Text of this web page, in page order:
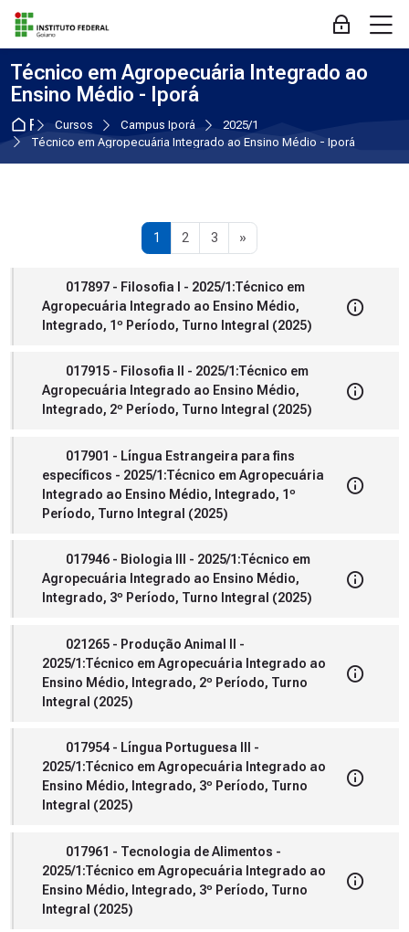
Skip to navigation
Skip to login form
Ir para o conteúdo principal
Skip to accessibility options
Skip to footer
Skip accessibility options
Acessar
Técnico em Agropecuária Integrado ao
Ensino Médio - Iporá
Página inicial
Cursos Campus Iporá
2025/1
Técnico em Agropecuária Integrado ao Ensino Médio - Iporá
1 Página 1
2 Página 2
3Página 3
»
017897 - Filosofia I - 2025/1:Técnico em
Agropecuária Integrado ao Ensino Médio,
Integrado, 1º Período, Turno Integral (2025)
017915 - Filosofia II - 2025/1:Técnico em
Agropecuária Integrado ao Ensino Médio,
Integrado, 2º Período, Turno Integral (2025)
017901 - Língua Estrangeira para fins
específicos - 2025/1:Técnico em Agropecuária
Integrado ao Ensino Médio, Integrado, 1º
Período, Turno Integral (2025)
017946 - Biologia III - 2025/1:Técnico em
Agropecuária Integrado ao Ensino Médio,
Integrado, 3º Período, Turno Integral (2025)
021265 - Produção Animal II -
2025/1:Técnico em Agropecuária Integrado ao
Ensino Médio, Integrado, 2º Período, Turno
Integral (2025)
017954 - Língua Portuguesa III -
2025/1:Técnico em Agropecuária Integrado ao
Ensino Médio, Integrado, 3º Período, Turno
Integral (2025)
017961 - Tecnologia de Alimentos -
2025/1:Técnico em Agropecuária Integrado ao
Ensino Médio, Integrado, 3º Período, Turno
Integral (2025)